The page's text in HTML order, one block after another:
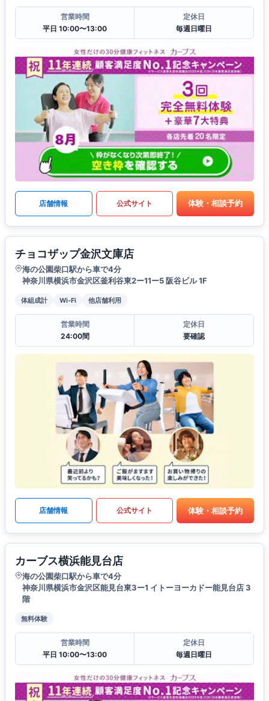
営業時間
平日 10:00〜13:00
定休日
毎週日曜日
店舗情報 公式サイト 体験・相談予約
チョコザップ金沢文庫店
海の公園柴口駅から車で4分
神奈川県横浜市金沢区釜利谷東2ー11ー5 阪谷ビル 1F
体組成計 Wi-Fi 他店舗利用
営業時間
24:00間
定休日
要確認
店舗情報 公式サイト 体験・相談予約
カーブス横浜能見台店
海の公園柴口駅から車で4分
神奈川県横浜市金沢区能見台東3ー1 イトーヨーカドー能見台店 3
階
無料体験
営業時間
平日 10:00〜13:00
定休日
毎週日曜日